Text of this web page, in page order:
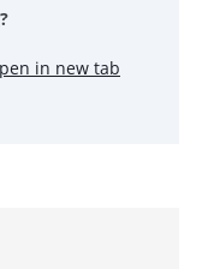
in new tab